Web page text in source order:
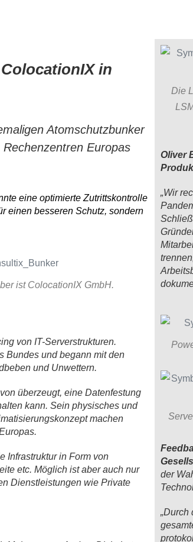
in
Atomschutzbunker
Europas
eine optimierte Zutrittskontrolle
einen besseren Schutz, sondern
ist ColocationIX GmbH.
von IT-Serverstrukturen.
Bundes und begann mit den
und Unwettern.
überzeugt, eine Datenfestung
kann. Sein physisches und
machen
Infrastruktur in Form von
etc. Möglich ist aber auch nur
Dienstleistungen wie Private
Die
Oliver
„Wir
der
„Durch